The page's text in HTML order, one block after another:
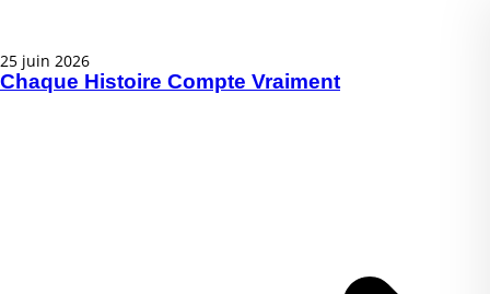
25 juin 2026
Chaque Histoire Compte Vraiment